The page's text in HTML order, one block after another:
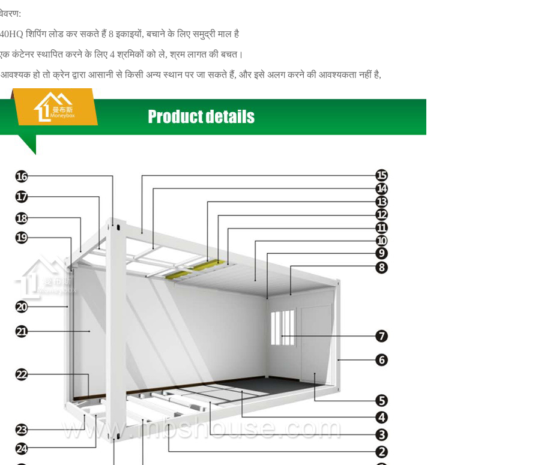
शिपिंग लोड कर सकते हैं 8 इकाइयों, बचाने के लिए समुद्री माल है
कंटेनर स्थापित करने के लिए 4 श्रमिकों को ले, श्रम लागत की बचत।
आवश्यक हो तो क्रेन द्वारा आसानी से किसी अन्य स्थान पर जा सकते हैं, और इसे अलग करने की आवश्यकता नहीं है,